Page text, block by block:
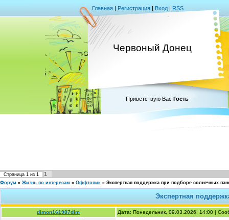
Главная | Регистрация | Вход | RSS
Червоный Донец
Приветствую Вас Гость
Страница 1 из 1 1
Форум » Жизнь по интересам » Оффтопик » Экспертная поддержка при подборе солнечных
Экспертная
dimon161987dim Дата: Понедельник, 09.03.2026, 14:00 |